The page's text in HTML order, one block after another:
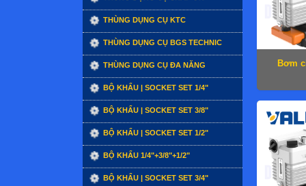
THÙNG DỤNG CỤ KTC
THÙNG DỤNG CỤ BGS TECHNIC
THÙNG DỤNG CỤ ĐA NĂNG
BỘ KHẨU | SOCKET SET 1/4"
BỘ KHẨU | SOCKET SET 3/8"
BỘ KHẨU | SOCKET SET 1/2"
BỘ KHẨU 1/4"+3/8"+1/2"
BỘ KHẨU | SOCKET SET 3/4"
Bơm